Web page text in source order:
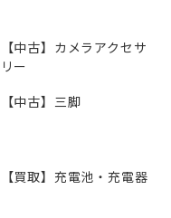
【中古】カメラアクセサ
リー
【中古】三脚
【買取】充電池・充電器